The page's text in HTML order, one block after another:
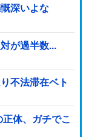
深いよな
が過半数...
不法滞在ベト
体、ガチでこ